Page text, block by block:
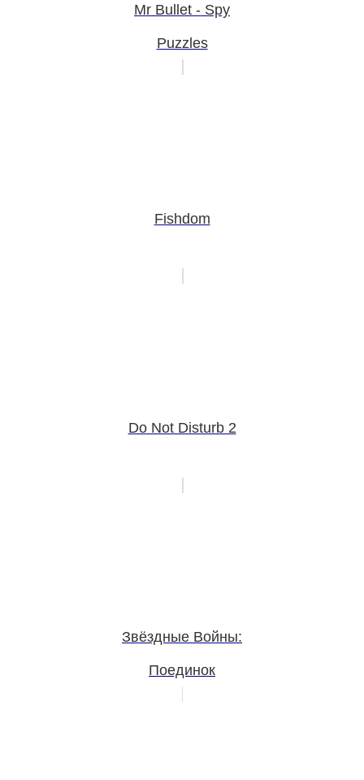
Mr Bullet - Spy
Puzzles
Fishdom
Do Not Disturb 2
Звёздные Войны:
Поединок